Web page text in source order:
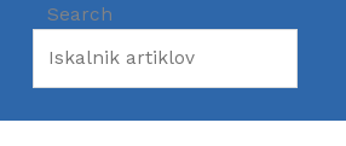
Search